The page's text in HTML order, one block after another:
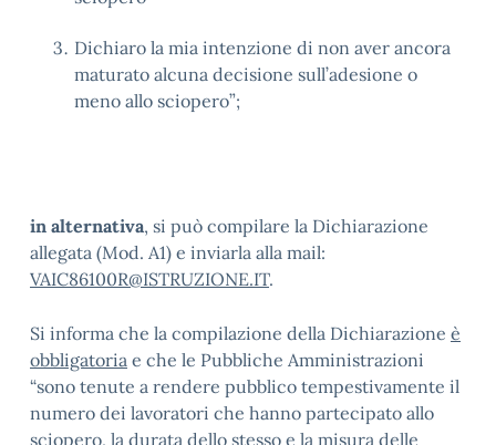
Dichiaro la mia intenzione di non aver ancora
maturato alcuna decisione sull’adesione o
meno allo sciopero”;
in alternativa, si può compilare la Dichiarazione
allegata (Mod. A1) e inviarla alla mail:
VAIC86100R@ISTRUZIONE.IT.
Si informa che la compilazione della Dichiarazione è
obbligatoria e che le Pubbliche Amministrazioni
“sono tenute a rendere pubblico tempestivamente il
numero dei lavoratori che hanno partecipato allo
sciopero, la durata dello stesso e la misura delle